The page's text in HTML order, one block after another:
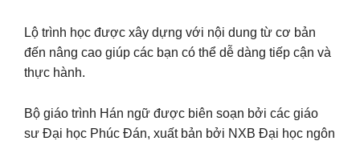
Lộ trình học được xây dựng với nội dung từ cơ bản
đến nâng cao giúp các bạn có thể dễ dàng tiếp cận và
thực hành.
Bộ giáo trình Hán ngữ được biên soạn bởi các giáo
sư Đại học Phúc Đán, xuất bản bởi NXB Đại học ngôn